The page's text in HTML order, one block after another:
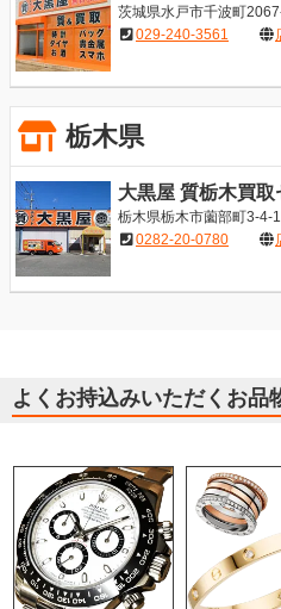
茨城県水戸市千波町
029-240-3561
栃木県
大黒屋 質栃木買取
栃木県栃木市薗部町3-4-1
0282-20-0780
よくお持込みいただくお品